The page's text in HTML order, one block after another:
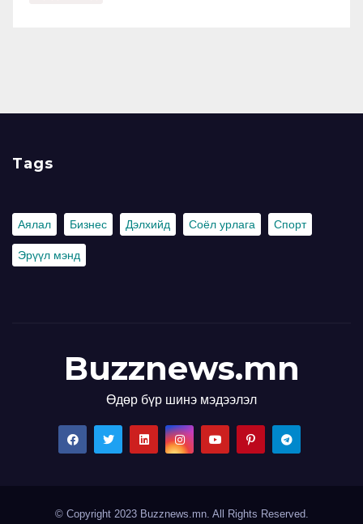
Tags
Аялал Бизнес Дэлхийд Соёл урлага Спорт
Эрүүл мэнд
Buzznews.mn
Өдөр бүр шинэ мэдээлэл
© Copyright 2023 Buzznews.mn. All Rights Reserved.